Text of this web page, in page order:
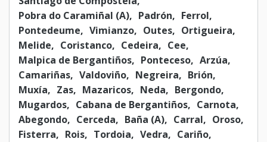
Pobra do Caramiñal (A)
Padrón
Ferrol
Pontedeume
Vimianzo Outes
Ortigueira
Melide
Coristanco Cedeira
Cee
Malpica de Bergantiños
Ponteceso
Arzúa
Camariñas
Valdoviño Negreira
Brión
Muxía
Zas Mazaricos Neda
Bergondo
Mugardos
Cabana de Bergantiños
Carnota
Abegondo
Cerceda Baña (A) Carral
Oroso
Fisterra
Rois Tordoia Vedra
Cariño